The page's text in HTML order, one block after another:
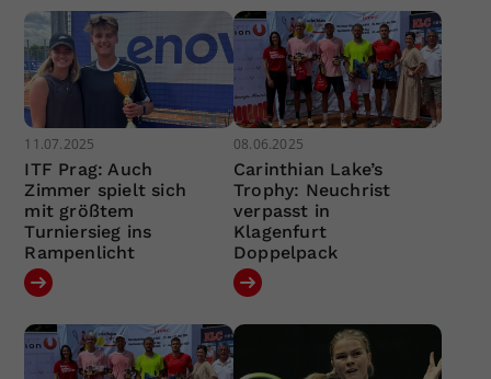
11.07.2025
ITF Prag: Auch
Zimmer spielt sich
mit größtem
Turniersieg ins
Rampenlicht
08.06.2025
Carinthian Lake’s
Trophy: Neuchrist
verpasst in
Klagenfurt
Doppelpack